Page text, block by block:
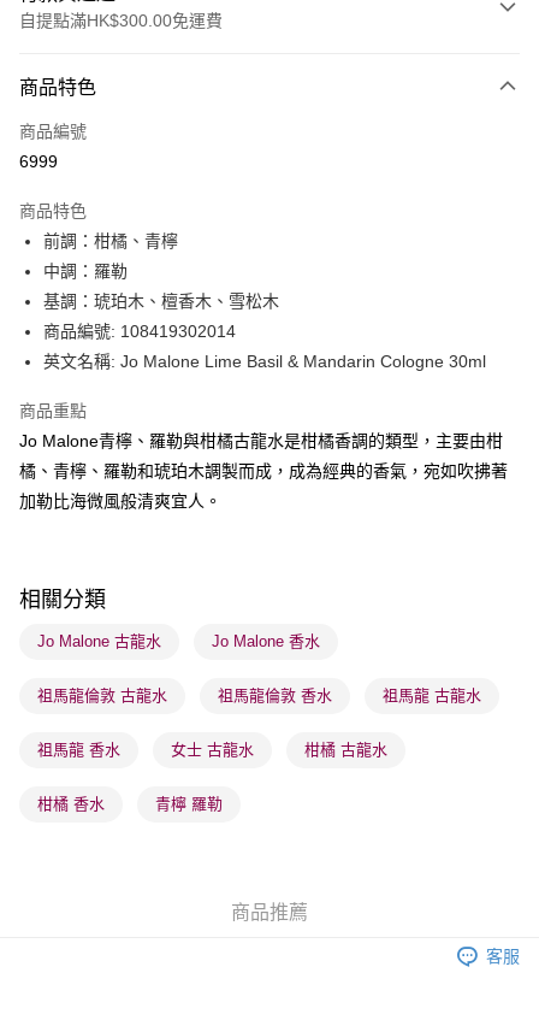
自提點滿HK$300.00免運費
信用卡
Apple Pay
PayMe
WeChat Pay
BoC Pay
順豐自助櫃 - 確認發貨後1-3個工作天送達
每筆HK$65.00，滿HK$300.00或以上免運費
順豐站及營業點 - 確認發貨後1-3個工作天送達
物流公司進行物流配送
每筆HK$65.00，滿HK$300.00或以上免運費
(香港門市) 只顯示可選門市。確認發貨後2-5個工作天到店，3天內
每筆HK$20.00，滿HK$100.00或以上免運費
澳門地區配送 - 確認發貨後1-4個工作天送達
商品特色
商品編號
6999
商品特色
前調：柑橘、青檸
中調：羅勒
基調：琥珀木、檀香木、雪松木
商品編號: 108419302014
英文名稱: Jo Malone Lime Basil & Mandarin Cologne 30ml
商品重點
Jo Malone青檸、羅勒與柑橘古龍水是柑橘香調的類型，主要由柑
橘、青檸、羅勒和琥珀木調製而成，成為經典的香氣，宛如吹拂著
加勒比海微風般清爽宜人。
相關分類
Jo Malone 古龍水 Jo Malone 香水
祖馬龍倫敦 古龍水 祖馬龍倫敦 香水 祖馬龍 古龍水
祖馬龍 香水 女士 古龍水 柑橘 古龍水
柑橘 香水 青檸 羅勒
商品推薦
客服